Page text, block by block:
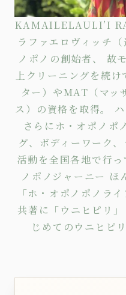
KAMAILELAULI’I
ラファエロヴィッチ
ノポノの創始者、 故
上クリーニングを続
ター）やMAT（マッ
ス）の資格を取得。
さらにホ・オポノポ
グ、 ボディーワーク、
活動を全国各地で行
ノポノジャーニー ほ
「ホ・オポノポノライ
共著に 「ウニヒピリ」
じめてのウニヒピリ